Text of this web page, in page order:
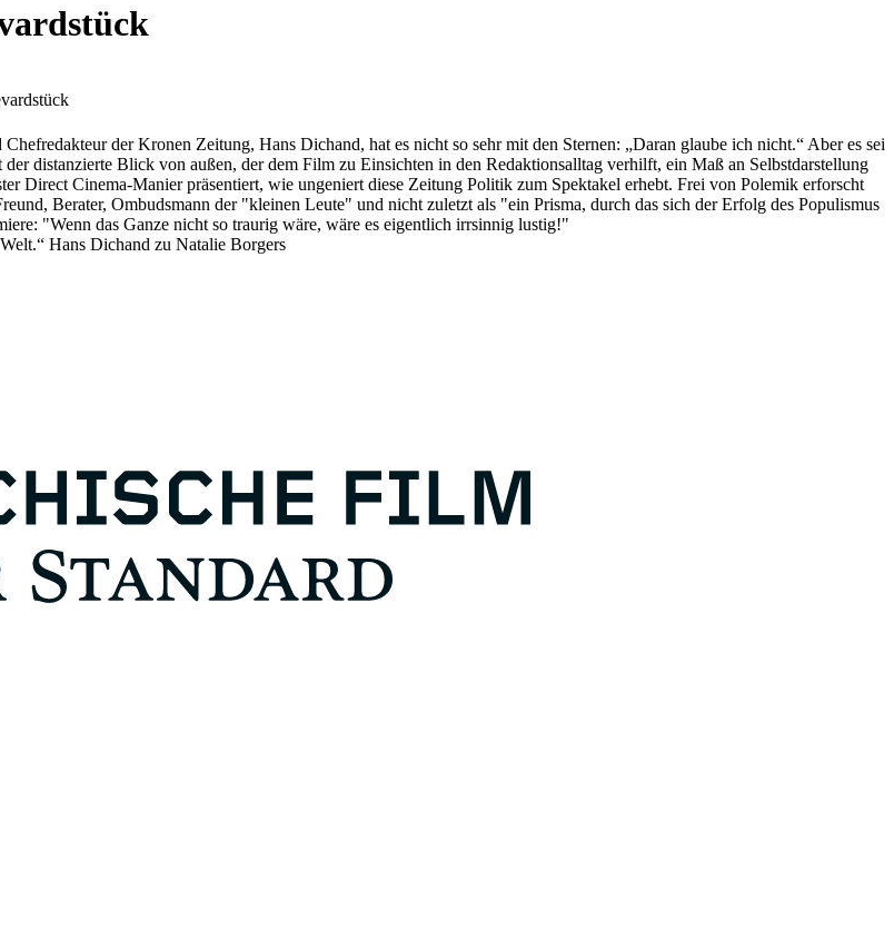
der Kronen Zeitung, Hans Dichand, hat es nicht so sehr mit den Sternen: „Daran glaube ich nicht.“ Aber es sei
distanzierte Blick von außen, der dem Film zu Einsichten in den Redaktionsalltag verhilft, ein Maß an Selbstdarstellung
Direct Cinema-Manier präsentiert, wie ungeniert diese Zeitung Politik zum Spektakel erhebt. Frei von Polemik erforscht
Berater, Ombudsmann der "kleinen Leute" und nicht zuletzt als "ein Prisma, durch das sich der Erfolg des Populismus
"Wenn das Ganze nicht so traurig wäre, wäre es eigentlich irrsinnig lustig!"
Hans Dichand zu Natalie Borgers